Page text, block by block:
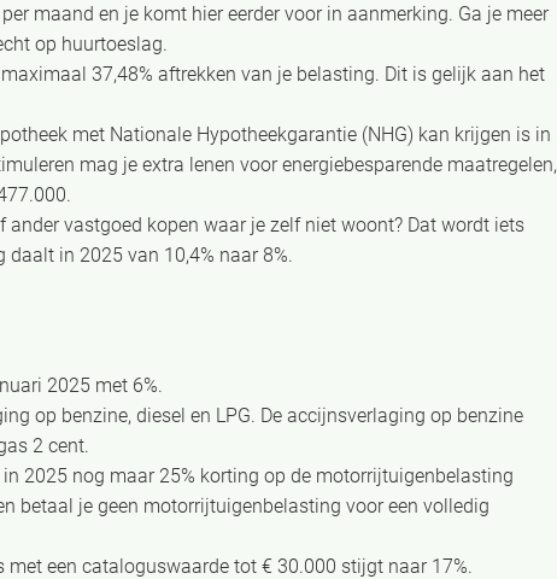
maand en je komt hier eerder voor in aanmerking. Ga je meer
op huurtoeslag.
37,48% aftrekken van je belasting. Dit is gelijk aan het
met Nationale Hypotheekgarantie (NHG) kan krijgen is in
mag je extra lenen voor energiebesparende maatregelen,
vastgoed kopen waar je zelf niet woont? Dat wordt iets
in 2025 van 10,4% naar 8%.
2025 met 6%.
op benzine, diesel en LPG. De accijnsverlaging op benzine
2 cent.
2025 nog maar 25% korting op de motorrijtuigenbelasting
betaal je geen motorrijtuigenbelasting voor een volledig
met een cataloguswaarde tot € 30.000 stijgt naar 17%.